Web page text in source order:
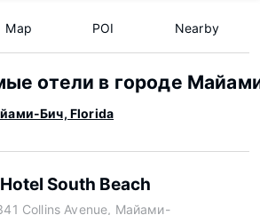
Map POI Nearby
отели в городе
Бич, Florida
Hotel South Beach
Collins Avenue, Майами-